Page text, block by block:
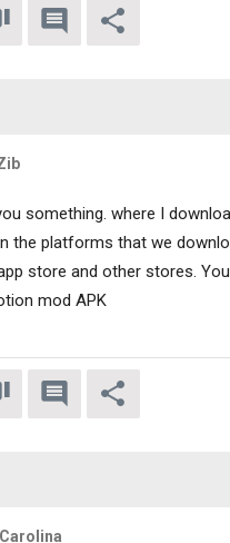
something. where I
the platforms that we
store and other stores.
mod APK